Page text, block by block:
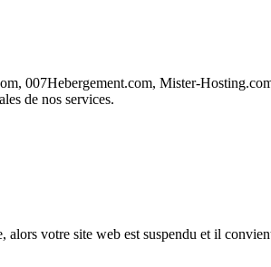
007Hebergement.com, Mister-
de nos services.
votre site web est suspendu et il